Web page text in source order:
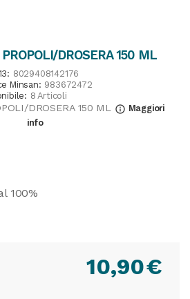
DROSERA 150 ML
8029408142176
Minsan: 983672472
8 Articoli
DROSERA 150 ML info_outline Maggiori
info
100%
€
10,90